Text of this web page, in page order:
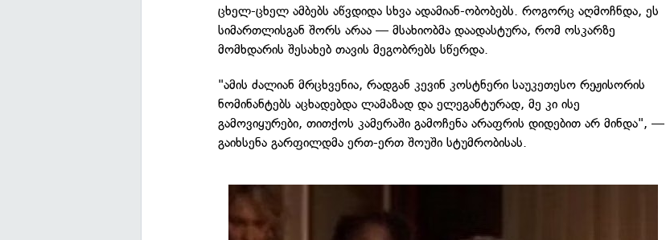
ცხელ-ცხელ ამბებს აწვდიდა სხვა ადამიან-ობობებს. როგორც აღმოჩნდა, ეს
სიმართლისგან შორს არაა — მსახიობმა დაადასტურა, რომ ოსკარზე
მომხდარის შესახებ თავის მეგობრებს სწერდა.
"ამის ძალიან მრცხვენია, რადგან კევინ კოსტნერი საუკეთესო რეჟისორის
ნომინანტებს აცხადებდა ლამაზად და ელეგანტურად, მე კი ისე
გამოვიყურები, თითქოს კამერაში გამოჩენა არაფრის დიდებით არ მინდა", —
გაიხსენა გარფილდმა ერთ-ერთ შოუში სტუმრობისას.